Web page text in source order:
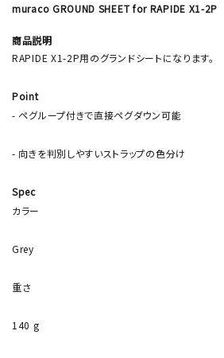
muraco GROUND SHEET for RAPIDE X1-2P
商品説明
RAPIDE X1-2P用のグランドシートになります。
Point
- ペグループ付きで直接ペグダウン可能
- 向きを判別しやすいストラップの色分け
Spec
カラー
Grey
重さ
140 g